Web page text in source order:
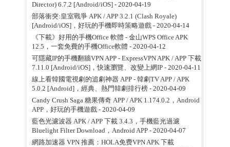
Director) 6.7.2 [Android/iOS]- 2020-04-19
部落衝突:皇室戰爭 APK / APP 3.2.1 (Clash Royale)
[Android/iOS]，好玩的手機即時策略遊戲- 2020-04-14
《下載》好用的手機Office 軟體 - 金山WPS Office APK
12.5，一套免費的手機Office軟體 - 2020-04-12
可隱藏IP的手機翻牆VPN APP - ExpressVPN APK / APP 下載
7.11.0 [Android/iOS]，快速瀏覽、改變上網IP- 2020-04-11
線上看韓國電視劇的追劇神器 APP - 韓劇TV APP / APK
5.0.2 [Android]，經典、熱門韓劇排行榜- 2020-04-09
Candy Crush Saga 糖果傳奇 APP / APK 1.174.0.2，Android
APP，好玩的手機遊戲- 2020-04-09
藍色光濾波器 APK / APP 下載 3.4.3，手機藍光過濾
Bluelight Filter Download，Android APP- 2020-04-07
網路加速器 VPN 推薦：HOLA免费VPN APK 下載